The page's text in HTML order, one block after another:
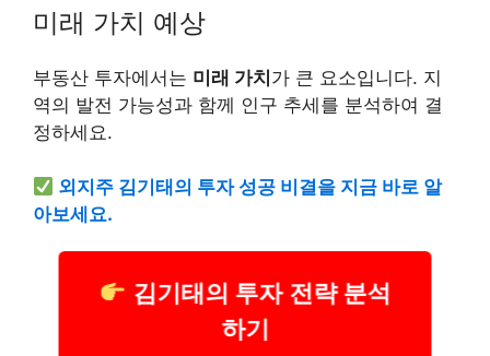
미래 가치 예상
부동산 투자에서는 미래 가치가 큰 요소입니다. 지
역의 발전 가능성과 함께 인구 추세를 분석하여 결
정하세요.
외지주 김기태의 투자 성공 비결을 지금 바로 알
아보세요.
김기태의 투자 전략 분석
하기